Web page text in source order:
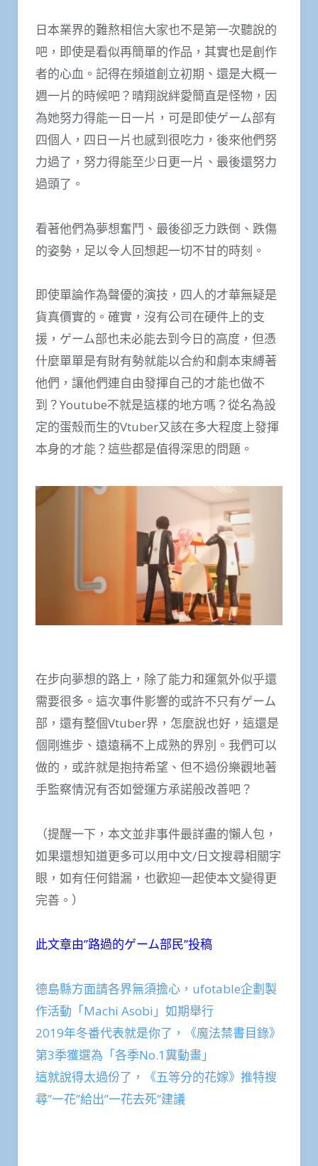
日本業界的難熬相信大家也不是第一次聽說的
吧，即使是看似再簡單的作品，其實也是創作
者的心血。記得在頻道創立初期、還是大概一
週一片的時候吧？晴翔說絆愛簡直是怪物，因
為她努力得能一日一片，可是即使ゲーム部有
四個人，四日一片也感到很吃力，後來他們努
力過了，努力得能至少日更一片、最後還努力
過頭了。
看著他們為夢想奮鬥、最後卻乏力跌倒、跌傷
的姿勢，足以令人回想起一切不甘的時刻。
即使單論作為聲優的演技，四人的才華無疑是
貨真價實的。確實，沒有公司在硬件上的支
援，ゲーム部也未必能去到今日的高度，但憑
什麼單單是有財有勢就能以合約和劇本束縛著
他們，讓他們連自由發揮自己的才能也做不
到？Youtube不就是這樣的地方嗎？從名為設
定的蛋殼而生的Vtuber又該在多大程度上發揮
本身的才能？這些都是值得深思的問題。
在步向夢想的路上，除了能力和運氣外似乎還
需要很多。這次事件影響的或許不只有ゲーム
部，還有整個Vtuber界，怎麼說也好，這還是
個剛進步、遠遠稱不上成熟的界別。我們可以
做的，或許就是抱持希望、但不過份樂觀地著
手監察情況有否如營運方承諾般改善吧？
（提醒一下，本文並非事件最詳盡的懶人包，
如果還想知道更多可以用中文/日文搜尋相關字
眼，如有任何錯漏，也歡迎一起使本文變得更
完善。）
此文章由”路過的ゲーム部民”投稿
德島縣方面請各界無須擔心，ufotable企劃製
作活動「Machi Asobi」如期舉行
2019年冬番代表就是你了，《魔法禁書目錄》
第3季獲選為「各季No.1糞動畫」
這就說得太過份了，《五等分的花嫁》推特搜
尋”一花”給出”一花去死”建議